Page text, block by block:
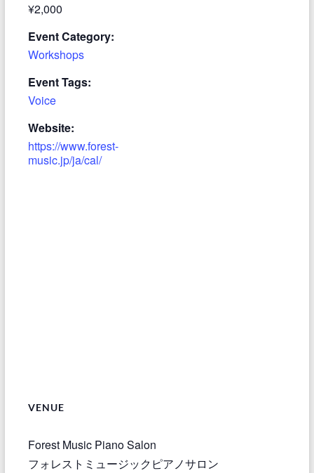
¥2,000
Event Category:
Workshops
Event Tags:
Voice
Website:
https://www.forest-
music.jp/ja/cal/
VENUE
Forest Music Piano Salon
フォレストミュージックピアノサロン